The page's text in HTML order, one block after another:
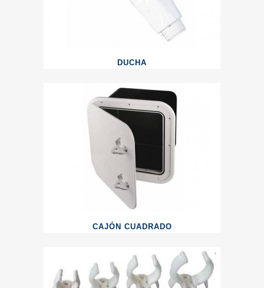
DUCHA
CAJÓN CUADRADO